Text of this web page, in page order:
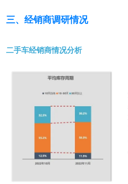
三、经销商调研情况
二手车经销商情况分析